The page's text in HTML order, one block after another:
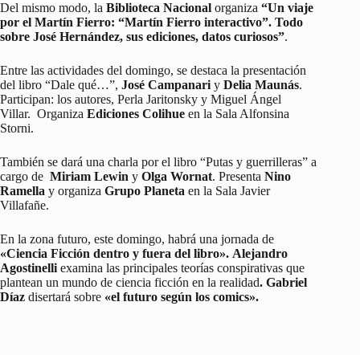
Del mismo modo, la Biblioteca Nacional organiza “Un viaje
por el Martín Fierro: “Martín Fierro interactivo”. Todo
sobre José Hernández, sus ediciones, datos curiosos”.
Entre las actividades del domingo, se destaca la presentación
del libro “Dale qué…”, José Campanari y Delia Maunás.
Participan: los autores, Perla Jaritonsky y Miguel Ángel
Villar. Organiza Ediciones Colihue en la Sala Alfonsina
Storni.
También se dará una charla por el libro “Putas y guerrilleras” a
cargo de Miriam Lewin y Olga Wornat. Presenta Nino
Ramella y organiza Grupo Planeta en la Sala Javier
Villafañe.
En la zona futuro, este domingo, habrá una jornada de
«Ciencia Ficción dentro y fuera del libro». Alejandro
Agostinelli examina las principales teorías conspirativas que
plantean un mundo de ciencia ficción en la realidad. Gabriel
Díaz disertará sobre «el futuro según los comics».